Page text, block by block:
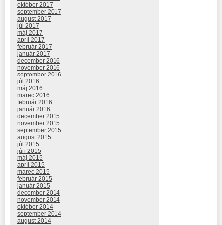
október 2017
september 2017
august 2017
júl 2017
máj 2017
apríl 2017
február 2017
január 2017
december 2016
november 2016
september 2016
júl 2016
máj 2016
marec 2016
február 2016
január 2016
december 2015
november 2015
september 2015
august 2015
júl 2015
jún 2015
máj 2015
apríl 2015
marec 2015
február 2015
január 2015
december 2014
november 2014
október 2014
september 2014
august 2014